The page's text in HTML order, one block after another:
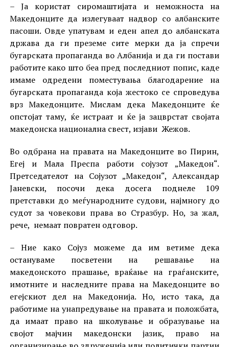
– Ја користат сиромаштијата и неможноста на
Македонците да излегуваат надвор со албанските
пасоши. Овде упатувам и еден апел до албанската
држава да ги преземе сите мерки да ја спречи
бугарската пропаганда во Албанија и да ги постави
работите како што беа пред последниот попис, каде
имаме одредени поместувања благодарение на
бугарската пропаганда која жестоко се спроведува
врз Македонците. Мислам дека Македонците ќе
опстојат таму, ќе истраат и ќе ја зацврстат својата
македонска национална свест, изјави Жежов.
Во одбрана на правата на Македонците во Пирин,
Егеј и Мала Преспа работи сојузот „Македон“.
Претседателот на Сојузот „Македон“, Александар
Јаневски, посочи дека досега поднеле 109
претставки до меѓународните судови, најмногу до
судот за човекови права во Стразбур. Но, за жал,
рече, немаат повратен одговор.
– Ние како Сојуз можеме да им ветиме дека
остануваме посветени на решавање на
македонското прашање, враќање на граѓанските,
имотните и наследните права на Македонците во
егејскиот дел на Македонија. Но, исто така, да
работиме на унапредување на правата и положбата,
да имаат право на школување и образување на
својот мајчин македонски јазик, право на